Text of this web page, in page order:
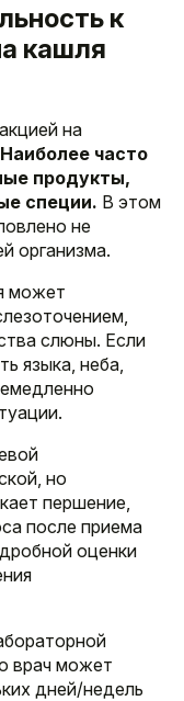
к
кашля
на
Наиболее часто
продукты,
специи. В этом
не
организма.
может
слюны. Если
языка, неба,
но
першение,
после приема
оценки
врач может
дней/недель